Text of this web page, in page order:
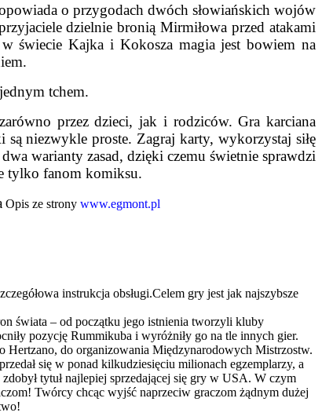
o przygodach dwóch słowiańskich wojów
dzielnie bronią Mirmiłowa przed atakami
świecie Kajka i Kokosza magia jest bowiem na
tchem.
przez dzieci, jak i rodziców. Gra karciana
niezwykle proste. Zagraj karty, wykorzystaj siłę
warianty zasad, dzięki czemu świetnie sprawdzi
tylko fanom komiksu.
Opis ze strony www.egmont.pl
instrukcja obsługi.Celem gry jest jak najszybsze
świata – od początku jego istnienia tworzyli kluby
pozycję Rummikuba i wyróżniły go na tle innych gier.
Hertzano, do organizowania Międzynarodowych Mistrzostw.
się w ponad kilkudziesięciu milionach egzemplarzy, a
tytuł najlepiej sprzedającej się gry w USA. W czym
Twórcy chcąc wyjść naprzeciw graczom żądnym dużej